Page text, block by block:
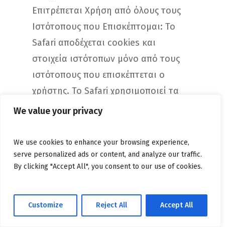
We value your privacy
We use cookies to enhance your browsing experience,
serve personalized ads or content, and analyze our traffic.
By clicking "Accept All", you consent to our use of cookies.
Customize Reject All Accept All
Επιτρέπεται Χρήση από όλους τους
Ιστότοπους που Επισκέπτομαι: Το
Safari αποδέχεται cookies και
στοιχεία ιστότοπων μόνο από τους
ιστότοπους που επισκέπτεται ο
χρήστης. Το Safari χρησιμοποιεί τα
υφιστάμενα cookies σας για να
χρήστης κάποιον ιστότοπο στο
παρελθόν. Επιλέγοντας αυτή τη
ρύθμιση παρεμποδίζεται η
περιεχομένου στον υπολογιστή Mac
από ιστότοπους των οποίων